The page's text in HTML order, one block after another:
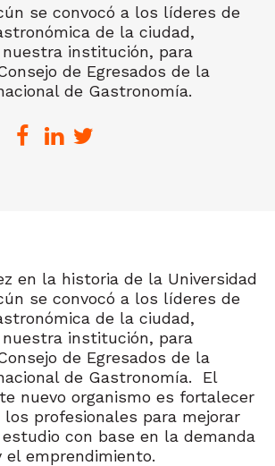
se convocó a los líderes de
de la ciudad,
institución, para
de Egresados de la
de Gastronomía.
en la historia de la Universidad
se convocó a los líderes de
de la ciudad,
institución, para
de Egresados de la
de Gastronomía. El
nuevo organismo es fortalecer
profesionales para mejorar
con base en la demanda
el emprendimiento.